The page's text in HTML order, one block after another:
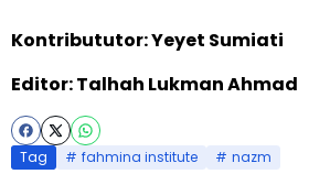
Kontribututor: Yeyet Sumiati
Editor: Talhah Lukman Ahmad
Tag fahmina institute nazm